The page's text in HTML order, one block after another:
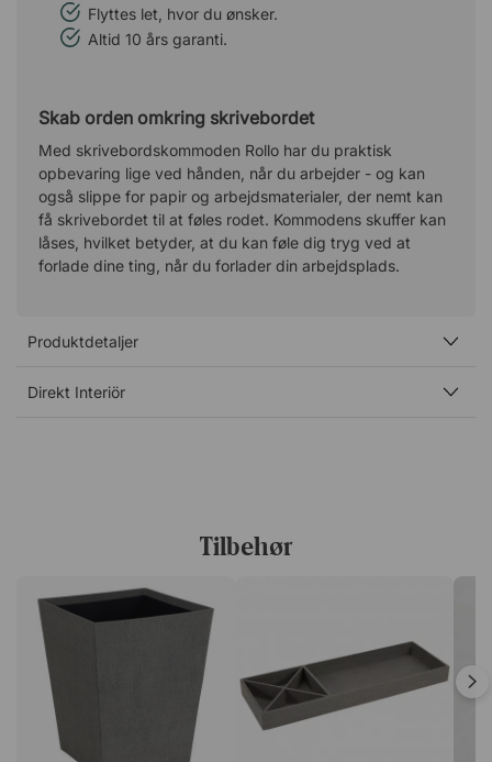
Flyttes let, hvor du ønsker.
Altid 10 års garanti.
Skab orden omkring skrivebordet
Med skrivebordskommoden Rollo har du praktisk
opbevaring lige ved hånden, når du arbejder - og kan
også slippe for papir og arbejdsmaterialer, der nemt kan
få skrivebordet til at føles rodet. Kommodens skuffer kan
låses, hvilket betyder, at du kan føle dig tryg ved at
forlade dine ting, når du forlader din arbejdsplads.
Produktdetaljer
Direkt Interiör
Tilbehør